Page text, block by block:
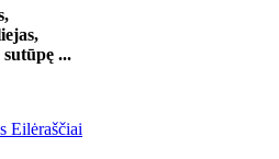
...
Eilėraščiai